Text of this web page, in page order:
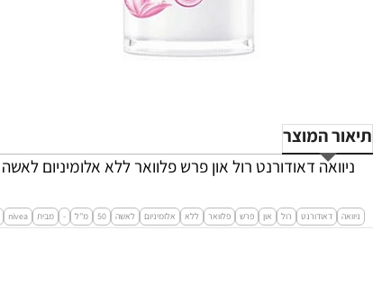
תיאור המוצר
ניוואה דאודורנט רול און פרש פלוואר ללא אלומיניום לאשה 50 מ''ל - מבית NIVEA
ניוואה דאודורנט רול און פרש פלוואר ללא אלומיניום לאשה 50 מ''ל - מבית nivea